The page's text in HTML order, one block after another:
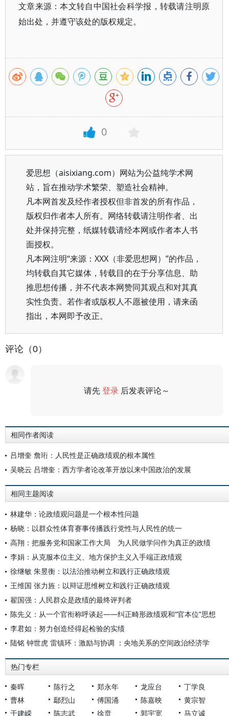
文章来源：本文转自中国社会科学报，转载请注明原
始出处，并遵守该处的版权规定。
0
爱思想（aisixiang.com）网站为公益纯学术网
站，旨在推动学术繁荣、塑造社会精神。
凡本网首发及经作者授权但非首发的所有作品，
版权归作者本人所有。网络转载请注明作者、出
处并保持完整，纸媒转载请经本网或作者本人书
面授权。
凡本网注明“来源：XXX（非爱思想网）”的作品，
均转载自其它媒体，转载目的在于分享信息、助
推思想传播，并不代表本网赞同其观点和对其真
实性负责。若作者或版权人不愿被使用，请来函
指出，本网即予改正。
评论（0）
请先登录 后发表评论～
相同作者阅读
吕增奎 詹珩：人民性是正确政绩观的根本属性
吴晓云 吕增奎：西方学者论改革开放以来中国政治的发展
相同主题阅读
林建华：论政绩观问题是一个根本性问题
杨晓：以群众性体育赛事传播践行党性与人民性的统一
高翔：把服务党和国家工作大局 为人民做学问作为真正的政绩
李娟：从克服本位主义、地方保护主义入手端正政绩观
徐继敏 朱昱衡：以法治推动树立和践行正确政绩观
王维国 张力旌：以辩证思维树立和践行正确政绩观
翟国强：人民群众是政绩的最终评判者
陈先义：从一个官衔称呼谈起——纠正畸形政绩观和“官本位”思想
李君如：努力创造经得起检验的实绩
陆铭 钟世虎 雷镇环：激励与协调 ：央地关系的空间政治经济学
热门专栏
秦晖 陈行之 郑永年 龙应台
丁学良
曹林
鄢烈山 傅国涌 陈嘉映
黄宗智
于建嵘
陈志武 徐贲 郭宇宽 马立诚